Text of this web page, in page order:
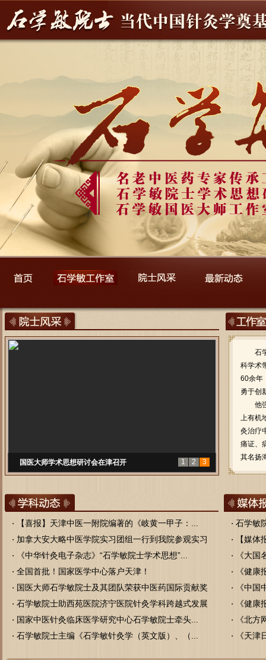
国医大师学术思想研讨会在津召开 1 2 3
石
科学术
60余年
勇于创
他
上有机
灸治疗
痛证、
其名扬
・ 【喜报】天津中医一附院编著的《岐黄一甲子：...
・ 加拿大安大略中医学院实习团组一行到我院参观实习
・ 《中华针灸电子杂志》“石学敏院士学术思想”...
・ 全国首批！国家医学中心落户天津！
・ 国医大师石学敏院士及其团队荣获中医药国际贡献奖
・ 石学敏院士助西苑医院济宁医院针灸学科跨越式发展
・ 国家中医针灸临床医学研究中心石学敏院士牵头...
・ 石学敏院士主编《石学敏针灸学（英文版）、（...
・ 石学敏
・ 【媒
・ 《大
・ 《健
・ 《中
・ 《健
・ 《北
・ 《天